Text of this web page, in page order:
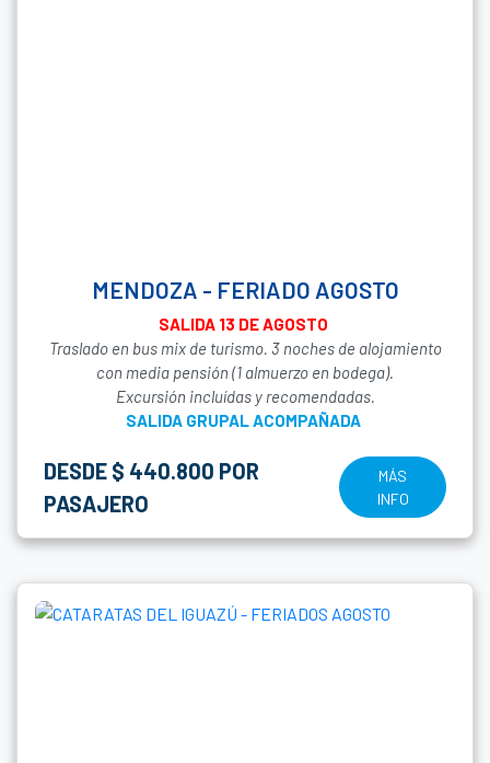
MENDOZA - FERIADO AGOSTO
SALIDA 13 DE AGOSTO
Traslado en bus mix de turismo. 3 noches de alojamiento
con media pensión (1 almuerzo en bodega).
Excursión incluídas y recomendadas.
SALIDA GRUPAL ACOMPAÑADA
DESDE $ 440.800 POR
PASAJERO
MÁS
INFO